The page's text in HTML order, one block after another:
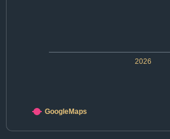
2026
GoogleMaps